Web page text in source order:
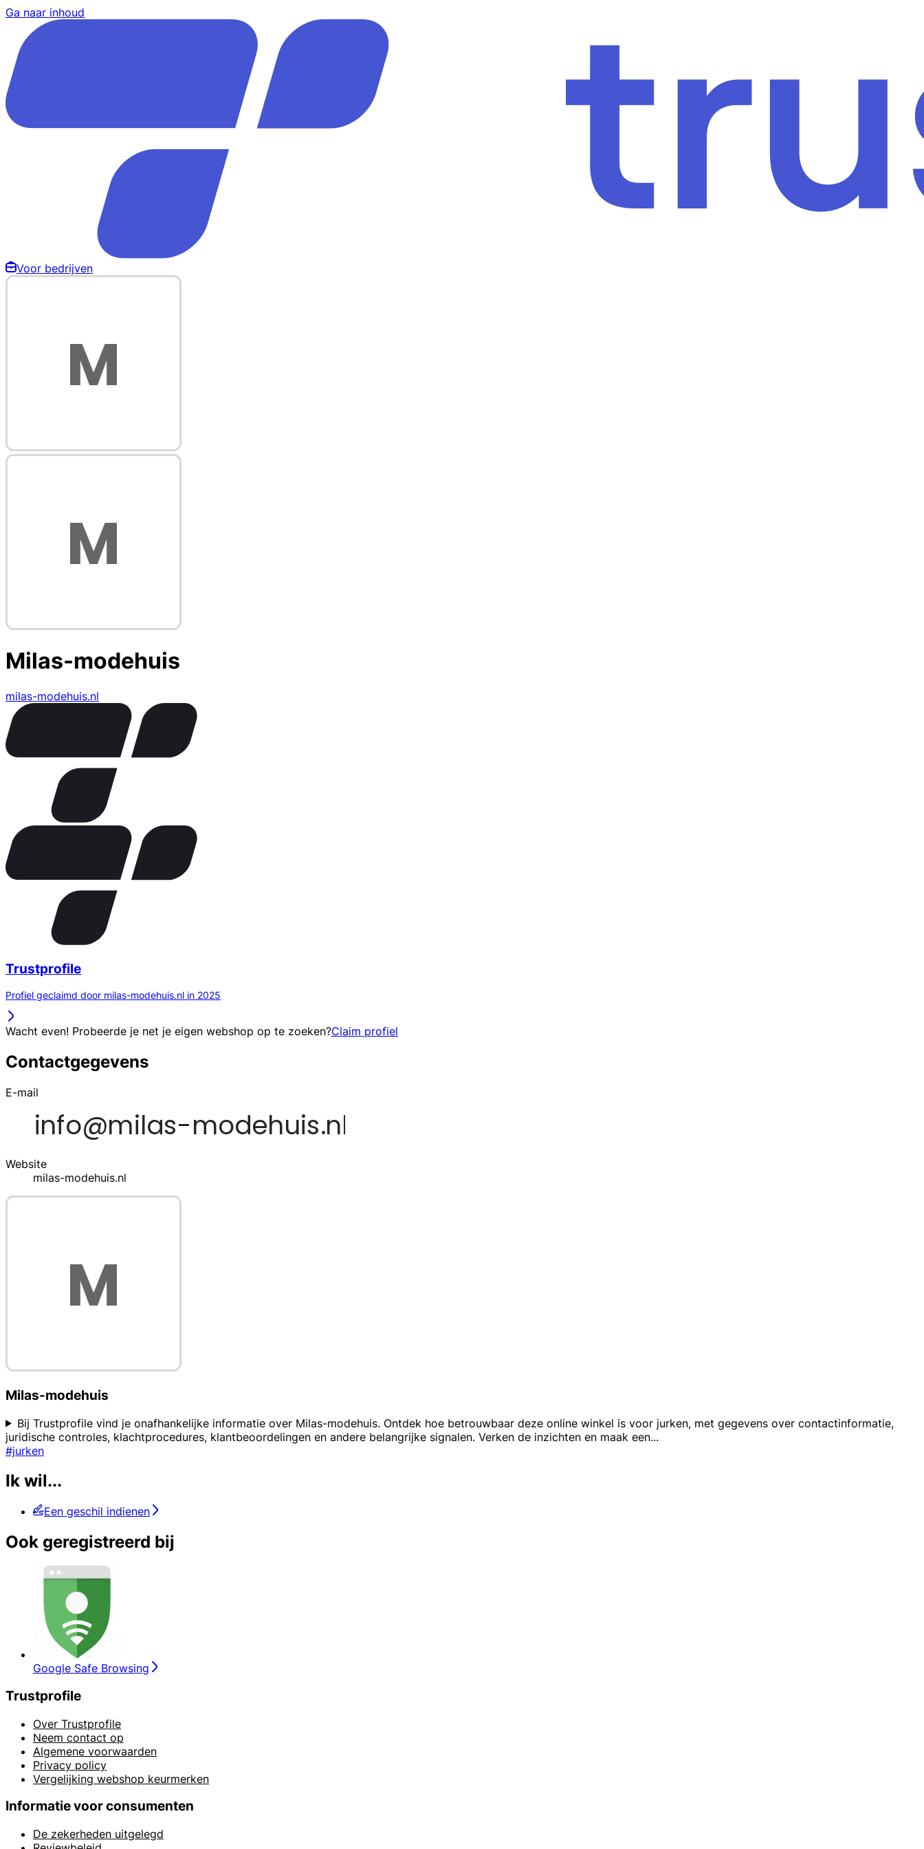
Ga naar inhoud
Voor bedrijven
Milas-modehuis
milas-modehuis.nl
Trustprofile
Profiel geclaimd door milas-modehuis.nl in 2025
Wacht even! Probeerde je net je eigen webshop op te zoeken?Claim profiel
Contactgegevens
E-mail
Website
milas-modehuis.nl
Milas-modehuis
Bij Trustprofile vind je onafhankelijke informatie over Milas-modehuis. Ontdek hoe betrouwbaar deze online winkel is voor jurken, met gegevens over contactinformatie,
juridische controles, klachtprocedures, klantbeoordelingen en andere belangrijke signalen. Verken de inzichten en maak een...
#jurken
Ik wil...
Een geschil indienen
Ook geregistreerd bij
Google Safe Browsing
Trustprofile
Over Trustprofile
Neem contact op
Algemene voorwaarden
Privacy policy
Vergelijking webshop keurmerken
Informatie voor consumenten
De zekerheden uitgelegd